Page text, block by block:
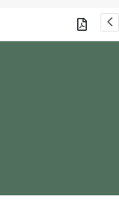
گذشتہ شمارے